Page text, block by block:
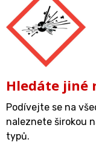
Hledáte jiné
Podívejte se na
naleznete širokou
typů.